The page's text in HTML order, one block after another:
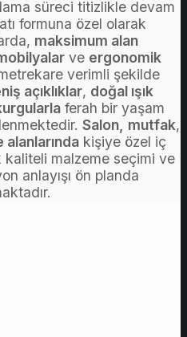
süreci titizlikle devam
formuna özel olarak
maksimum alan
ve ergonomik
verimli şekilde
açıklıklar, doğal ışık
ferah bir yaşam
Salon, mutfak,
alanlarında kişiye özel iç
malzeme seçimi ve
anlayışı ön planda